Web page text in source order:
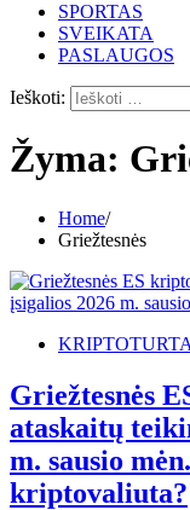
SPORTAS
SVEIKATA
PASLAUGOS
Ieškoti:
Žyma:
Home
Griežtesnės
Griežtesnės
ataskaitų
m. sausio
kriptovaliuta?